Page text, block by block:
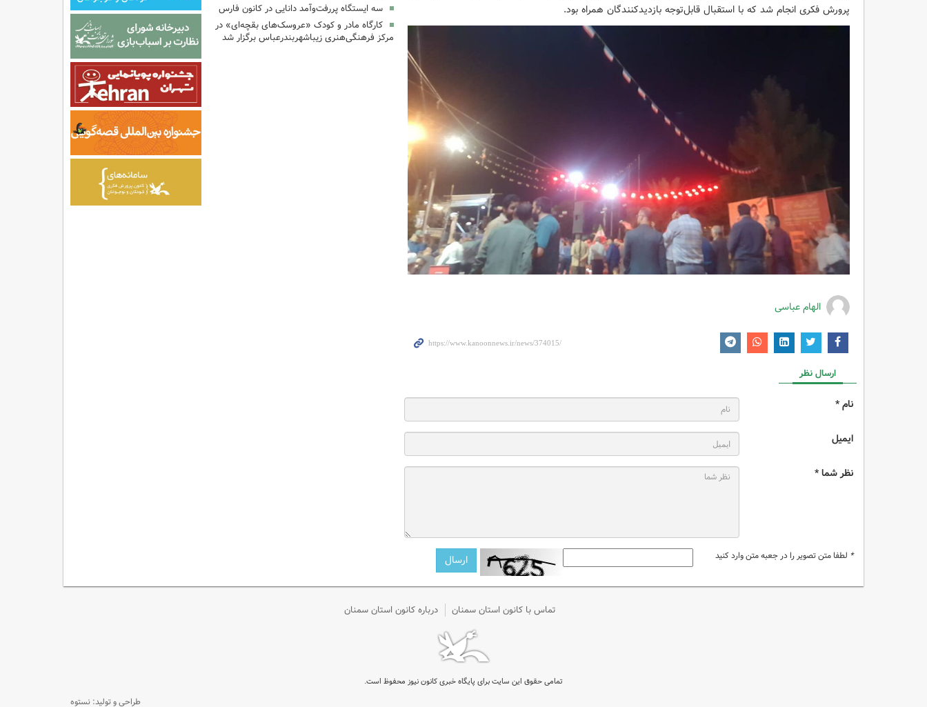
پرورش فکری انجام شد که با استقبال قابل‌توجه بازدیدکنندگان همراه بود.
الهام عباسی
ارسال نظر
نام *
ایمیل
نظر شما *
* لطفا متن تصویر را در جعبه متن وارد کنید
سه ایستگاه پررفت‌وآمد دانایی در کانون فارس
کارگاه مادر و کودک «عروسک‌های بقچه‌ای» در
مرکز فرهنگی‌هنری زیباشهربندرعباس برگزار شد
تماس با کانون استان سمنان درباره کانون استان سمنان
تمامی حقوق این سایت برای پایگاه خبری کانون نیوز محفوظ است.
طراحی و تولید: نستوه